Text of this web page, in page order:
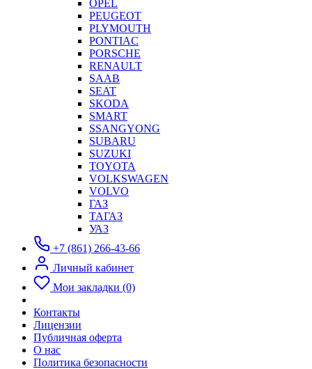
OPEL
PEUGEOT
PLYMOUTH
PONTIAC
PORSCHE
RENAULT
SAAB
SEAT
SKODA
SMART
SSANGYONG
SUBARU
SUZUKI
TOYOTA
VOLKSWAGEN
VOLVO
ГАЗ
ТАГАЗ
УАЗ
+7 (861) 266-43-66
Личный кабинет
Мои закладки (0)
Контакты
Лицензии
Публичная оферта
О нас
Политика безопасности